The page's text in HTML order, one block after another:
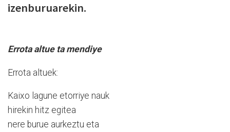
izenburuarekin.
Errota altue ta mendiye
Errota altuek:
Kaixo lagune etorriye nauk
hirekin hitz egitea
nere burue aurkeztu eta